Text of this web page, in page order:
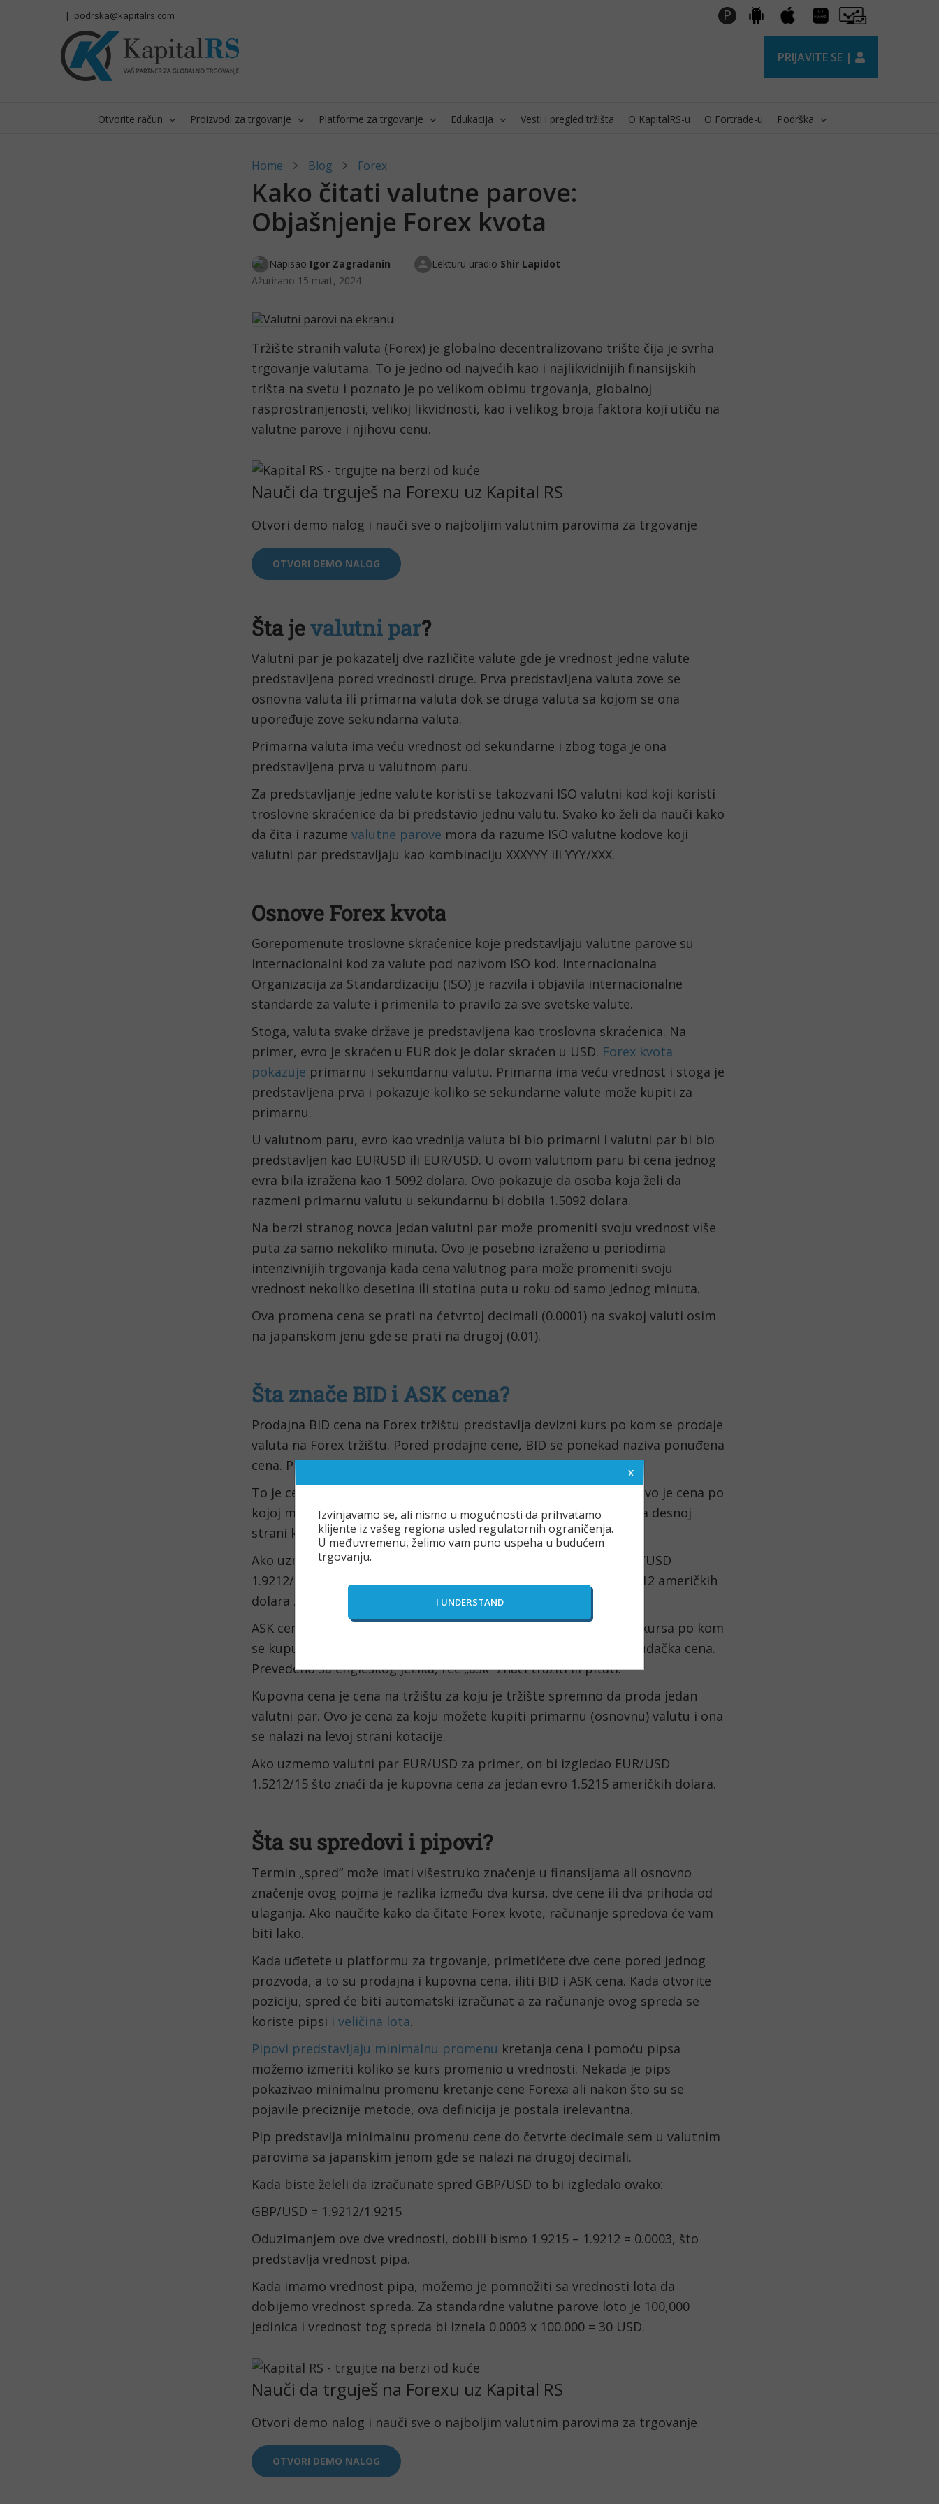
| podrska@kapitalrs.com P Android Apple
Huawei
AppGallery
Pro
Trader
PRIJAVITE SE |
Otvorite račun Proizvodi za trgovanje Platforme za trgovanje Edukacija Vesti i pregled tržišta O KapitalRS-u O Fortrade-u Podrška
Home Blog Forex
Kako čitati valutne parove:
Objašnjenje Forex kvota
Napisao Igor Zagradanin Lekturu uradio Shir Lapidot
Ažurirano 15 mart, 2024
Tržište stranih valuta (Forex) je globalno decentralizovano trište čija je svrha
trgovanje valutama. To je jedno od najvećih kao i najlikvidnijih finansijskih
trišta na svetu i poznato je po velikom obimu trgovanja, globalnoj
rasprostranjenosti, velikoj likvidnosti, kao i velikog broja faktora koji utiču na
valutne parove i njihovu cenu.
Nauči da trguješ na Forexu uz Kapital RS
Otvori demo nalog i nauči sve o najboljim valutnim parovima za trgovanje
OTVORI DEMO NALOG
Šta je valutni par?
Valutni par je pokazatelj dve različite valute gde je vrednost jedne valute
predstavljena pored vrednosti druge. Prva predstavljena valuta zove se
osnovna valuta ili primarna valuta dok se druga valuta sa kojom se ona
upoređuje zove sekundarna valuta.
Primarna valuta ima veću vrednost od sekundarne i zbog toga je ona
predstavljena prva u valutnom paru.
Za predstavljanje jedne valute koristi se takozvani ISO valutni kod koji koristi
troslovne skraćenice da bi predstavio jednu valutu. Svako ko želi da nauči kako
da čita i razume valutne parove mora da razume ISO valutne kodove koji
valutni par predstavljaju kao kombinaciju XXXYYY ili YYY/XXX.
Osnove Forex kvota
Gorepomenute troslovne skraćenice koje predstavljaju valutne parove su
internacionalni kod za valute pod nazivom ISO kod. Internacionalna
Organizacija za Standardizaciju (ISO) je razvila i objavila internacionalne
standarde za valute i primenila to pravilo za sve svetske valute.
Stoga, valuta svake države je predstavljena kao troslovna skraćenica. Na
primer, evro je skraćen u EUR dok je dolar skraćen u USD. Forex kvota
pokazuje primarnu i sekundarnu valutu. Primarna ima veću vrednost i stoga je
predstavljena prva i pokazuje koliko se sekundarne valute može kupiti za
primarnu.
U valutnom paru, evro kao vrednija valuta bi bio primarni i valutni par bi bio
predstavljen kao EURUSD ili EUR/USD. U ovom valutnom paru bi cena jednog
evra bila izražena kao 1.5092 dolara. Ovo pokazuje da osoba koja želi da
razmeni primarnu valutu u sekundarnu bi dobila 1.5092 dolara.
Na berzi stranog novca jedan valutni par može promeniti svoju vrednost više
puta za samo nekoliko minuta. Ovo je posebno izraženo u periodima
intenzivnijih trgovanja kada cena valutnog para može promeniti svoju
vrednost nekoliko desetina ili stotina puta u roku od samo jednog minuta.
Ova promena cena se prati na ćetvrtoj decimali (0.0001) na svakoj valuti osim
na japanskom jenu gde se prati na drugoj (0.01).
Šta znače BID i ASK cena?
Prodajna BID cena na Forex tržištu predstavlja devizni kurs po kom se prodaje
valuta na Forex tržištu. Pored prodajne cene, BID se ponekad naziva ponuđena
cena. Prevedeno sa engleskog jezika, reč „bid“ znači ponuditi.
To je cena koju je tržište spremno da plati za jedan valutni par. Ovo je cena po
kojoj možete prodati primarnu (osnovnu) valutu i ona se nalazi na desnoj
strani kvotacije.
Ako uzmemo valutni par GBP/USD za primer, on bi izgledao GBP/USD
1.9212/15. Ovo znači da je BID cena za jednu britansku funtu 1.9212 američkih
dolara .
ASK cena je suprotnost BID ceni i ona predstavlja cenu deviznog kursa po kom
se kupuje valuta na Forex tržištu. Drugi naziv za ASK cenu je ponuđačka cena.
Prevedeno sa engleskog jezika, reč „ask“ znaći tražiti ili pitati.
Kupovna cena je cena na tržištu za koju je tržište spremno da proda jedan
valutni par. Ovo je cena za koju možete kupiti primarnu (osnovnu) valutu i ona
se nalazi na levoj strani kotacije.
Ako uzmemo valutni par EUR/USD za primer, on bi izgledao EUR/USD
1.5212/15 što znaći da je kupovna cena za jedan evro 1.5215 američkih dolara.
Šta su spredovi i pipovi?
Termin „spred“ može imati višestruko značenje u finansijama ali osnovno
značenje ovog pojma je razlika između dva kursa, dve cene ili dva prihoda od
ulaganja. Ako naučite kako da čitate Forex kvote, računanje spredova će vam
biti lako.
Kada uđetete u platformu za trgovanje, primetićete dve cene pored jednog
prozvoda, a to su prodajna i kupovna cena, iliti BID i ASK cena. Kada otvorite
poziciju, spred će biti automatski izračunat a za računanje ovog spreda se
koriste pipsi i veličina lota.
Pipovi predstavljaju minimalnu promenu kretanja cena i pomoću pipsa
možemo izmeriti koliko se kurs promenio u vrednosti. Nekada je pips
pokazivao minimalnu promenu kretanje cene Forexa ali nakon što su se
pojavile preciznije metode, ova definicija je postala irelevantna.
Pip predstavlja minimalnu promenu cene do četvrte decimale sem u valutnim
parovima sa japanskim jenom gde se nalazi na drugoj decimali.
Kada biste želeli da izračunate spred GBP/USD to bi izgledalo ovako:
GBP/USD = 1.9212/1.9215
Oduzimanjem ove dve vrednosti, dobili bismo 1.9215 – 1.9212 = 0.0003, što
predstavlja vrednost pipa.
Kada imamo vrednost pipa, možemo je pomnožiti sa vrednosti lota da
dobijemo vrednost spreda. Za standardne valutne parove loto je 100,000
jedinica i vrednost tog spreda bi iznela 0.0003 x 100.000 = 30 USD.
Nauči da trguješ na Forexu uz Kapital RS
Otvori demo nalog i nauči sve o najboljim valutnim parovima za trgovanje
OTVORI DEMO NALOG
Izvinjavamo se, ali nismo u mogućnosti da prihvatamo
klijente iz vašeg regiona usled regulatornih ograničenja.
U međuvremenu, želimo vam puno uspeha u budućem
trgovanju.